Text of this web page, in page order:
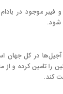
فیبر موجود در
شود.
در کل جهان
را تامین کرده و از
کند.